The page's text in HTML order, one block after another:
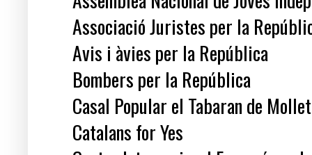
Associació Juristes per la
Avis i àvies per la República
Bombers per la República
Casal Popular el Tabaran de
Catalans for Yes